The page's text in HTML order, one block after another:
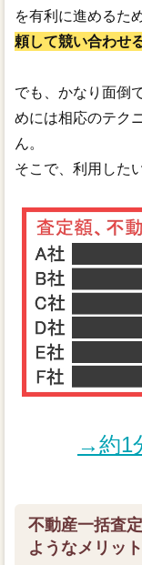
を有利に進めるた
頼して競い合わせ
でも、かなり面倒
めには相応のテク
ん。
そこで、利用した
→約1
不動産一括査
ようなメリッ